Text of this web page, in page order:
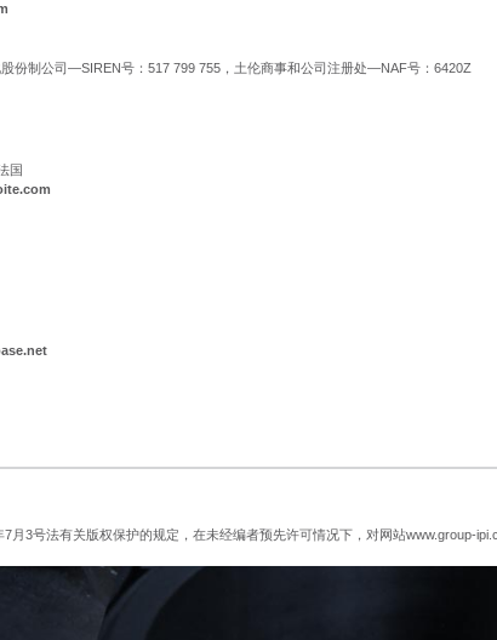
份制公司—SIREN号：517 799 755，土伦商事和公司注册处—NAF号：6420Z
国
月3号法有关版权保护的规定，在未经编者预先许可情况下，对网站www.group-